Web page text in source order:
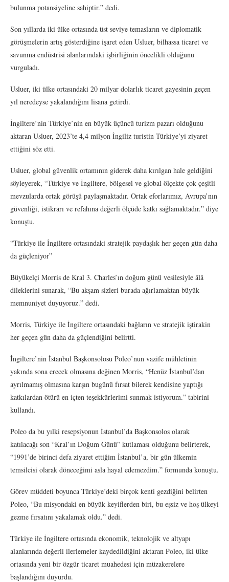
bulunma potansiyeline sahiptir.” dedi.
Son yıllarda iki ülke ortasında üst seviye temasların ve diplomatik
görüşmelerin artış gösterdiğine işaret eden Usluer, bilhassa ticaret ve
savunma endüstrisi alanlarındaki işbirliğinin öncelikli olduğunu
vurguladı.
Usluer, iki ülke ortasındaki 20 milyar dolarlık ticaret gayesinin geçen
yıl neredeyse yakalandığını lisana getirdi.
İngiltere’nin Türkiye’nin en büyük üçüncü turizm pazarı olduğunu
aktaran Usluer, 2023’te 4,4 milyon İngiliz turistin Türkiye’yi ziyaret
ettiğini söz etti.
Usluer, global güvenlik ortamının giderek daha kırılgan hale geldiğini
söyleyerek, “Türkiye ve İngiltere, bölgesel ve global ölçekte çok çeşitli
mevzularda ortak görüşü paylaşmaktadır. Ortak eforlarımız, Avrupa’nın
güvenliği, istikrarı ve refahına değerli ölçüde katkı sağlamaktadır.” diye
konuştu.
“Türkiye ile İngiltere ortasındaki stratejik paydaşlık her geçen gün daha
da güçleniyor”
Büyükelçi Morris de Kral 3. Charles’ın doğum günü vesilesiyle âlâ
dileklerini sunarak, “Bu akşam sizleri burada ağırlamaktan büyük
memnuniyet duyuyoruz.” dedi.
Morris, Türkiye ile İngiltere ortasındaki bağların ve stratejik iştirakin
her geçen gün daha da güçlendiğini belirtti.
İngiltere’nin İstanbul Başkonsolosu Poleo’nun vazife mühletinin
yakında sona erecek olmasına değinen Morris, “Henüz İstanbul’dan
ayrılmamış olmasına karşın bugünü fırsat bilerek kendisine yaptığı
katkılardan ötürü en içten teşekkürlerimi sunmak istiyorum.” tabirini
kullandı.
Poleo da bu yılki resepsiyonun İstanbul’da Başkonsolos olarak
katılacağı son “Kral’ın Doğum Günü” kutlaması olduğunu belirterek,
“1991’de birinci defa ziyaret ettiğim İstanbul’a, bir gün ülkemin
temsilcisi olarak döneceğimi asla hayal edemezdim.” formunda konuştu.
Görev müddeti boyunca Türkiye’deki birçok kenti gezdiğini belirten
Poleo, “Bu misyondaki en büyük keyiflerden biri, bu eşsiz ve hoş ülkeyi
gezme fırsatını yakalamak oldu.” dedi.
Türkiye ile İngiltere ortasında ekonomik, teknolojik ve altyapı
alanlarında değerli ilerlemeler kaydedildiğini aktaran Poleo, iki ülke
ortasında yeni bir özgür ticaret muahedesi için müzakerelere
başlandığını duyurdu.